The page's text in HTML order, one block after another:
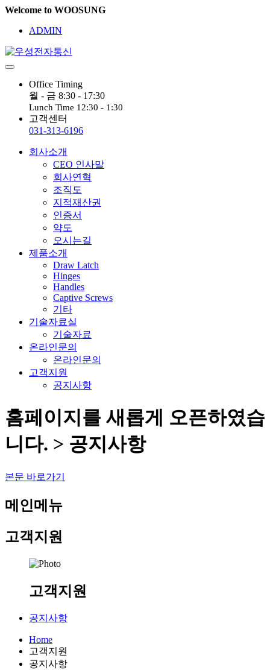
Welcome to WOOSUNG
ADMIN
Office Timing
월 - 금 8:30 - 17:30
Lunch Time 12:30 - 1:30
고객센터
031-313-6196
회사소개
CEO 인사말
회사연혁
조직도
지적재산권
인증서
약도
오시는길
제품소개
Draw Latch
Hinges
Handles
Captive Screws
기타
기술자료실
기술자료
온라인문의
온라인문의
고객지원
공지사항
홈페이지를 새롭게 오픈하였습
니다. > 공지사항
본문 바로가기
메인메뉴
고객지원
고객지원
공지사항
Home
고객지원
공지사항